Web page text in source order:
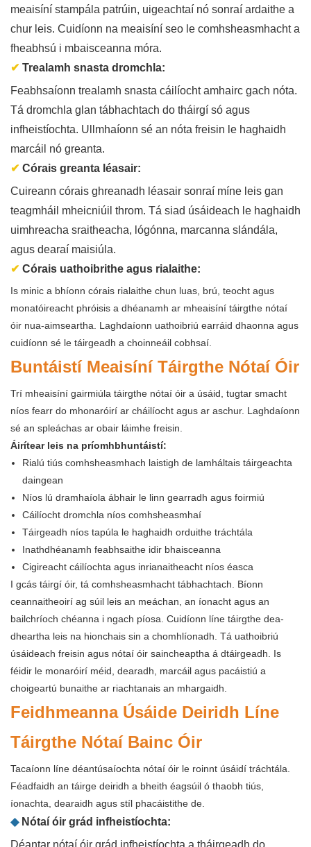
meaisíní stampála patrúin, uigeachtaí nó sonraí ardaithe a
chur leis. Cuidíonn na meaisíní seo le comhsheasmhacht a
fheabhsú i mbaisceanna móra.
✔ Trealamh snasta dromchla:
Feabhsaíonn trealamh snasta cáilíocht amhairc gach nóta.
Tá dromchla glan tábhachtach do tháirgí só agus
infheistíochta. Ullmhaíonn sé an nóta freisin le haghaidh
marcáil nó greanta.
✔ Córais greanta léasair:
Cuireann córais ghreanadh léasair sonraí míne leis gan
teagmháil mheicniúil throm. Tá siad úsáideach le haghaidh
uimhreacha sraitheacha, lógónna, marcanna slándála,
agus dearaí maisiúla.
✔ Córais uathoibrithe agus rialaithe:
Is minic a bhíonn córais rialaithe chun luas, brú, teocht agus
monatóireacht phróisis a dhéanamh ar mheaisíní táirgthe nótaí
óir nua-aimseartha. Laghdaíonn uathoibriú earráid dhaonna agus
cuidíonn sé le táirgeadh a choinneáil cobhsaí.
Buntáistí Meaisíní Táirgthe Nótaí Óir
Trí mheaisíní gairmiúla táirgthe nótaí óir a úsáid, tugtar smacht
níos fearr do mhonaróirí ar cháilíocht agus ar aschur. Laghdaíonn
sé an spleáchas ar obair láimhe freisin.
Áirítear leis na príomhbhuntáistí:
Rialú tiús comhsheasmhach laistigh de lamháltais táirgeachta
daingean
Níos lú dramhaíola ábhair le linn gearradh agus foirmiú
Cáilíocht dromchla níos comhsheasmhaí
Táirgeadh níos tapúla le haghaidh orduithe tráchtála
Inathdhéanamh feabhsaithe idir bhaisceanna
Cigireacht cáilíochta agus inrianaitheacht níos éasca
I gcás táirgí óir, tá comhsheasmhacht tábhachtach. Bíonn
ceannaitheoirí ag súil leis an meáchan, an íonacht agus an
bailchríoch chéanna i ngach píosa. Cuidíonn líne táirgthe dea-
dheartha leis na hionchais sin a chomhlíonadh. Tá uathoibriú
úsáideach freisin agus nótaí óir saincheaptha á dtáirgeadh. Is
féidir le monaróirí méid, dearadh, marcáil agus pacáistiú a
choigeartú bunaithe ar riachtanais an mhargaidh.
Feidhmeanna Úsáide Deiridh Líne
Táirgthe Nótaí Bainc Óir
Tacaíonn líne déantúsaíochta nótaí óir le roinnt úsáidí tráchtála.
Féadfaidh an táirge deiridh a bheith éagsúil ó thaobh tiús,
íonachta, dearaidh agus stíl phacáistithe de.
◆Nótaí óir grád infheistíochta: